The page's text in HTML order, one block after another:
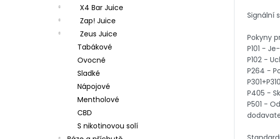
X4 Bar Juice
Zap! Juice
Zeus Juice
Tabákové
Ovocné
Sladké
Nápojové
Mentholové
CBD
S nikotinovou solí